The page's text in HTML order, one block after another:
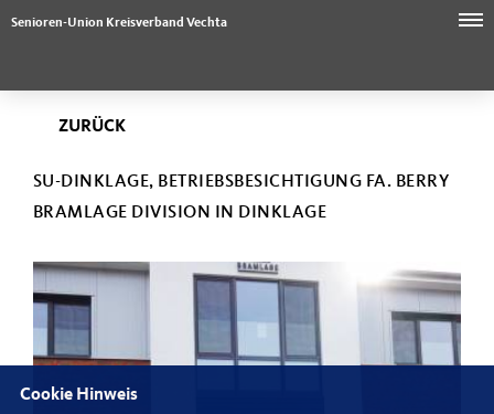
Senioren-Union Kreisverband Vechta
ZURÜCK
SU-DINKLAGE, BETRIEBSBESICHTIGUNG FA. BERRY
BRAMLAGE DIVISION IN DINKLAGE
Cookie Hinweis